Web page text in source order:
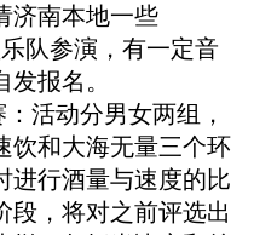
济南本地一些
队参演，有一定音
报名。
活动分男女两组，
饮和大海无量三个环
进行酒量与速度的比
段，将对之前评选出